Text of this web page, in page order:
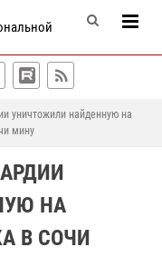
уничтожили найденную на
мину
НА
В СОЧИ